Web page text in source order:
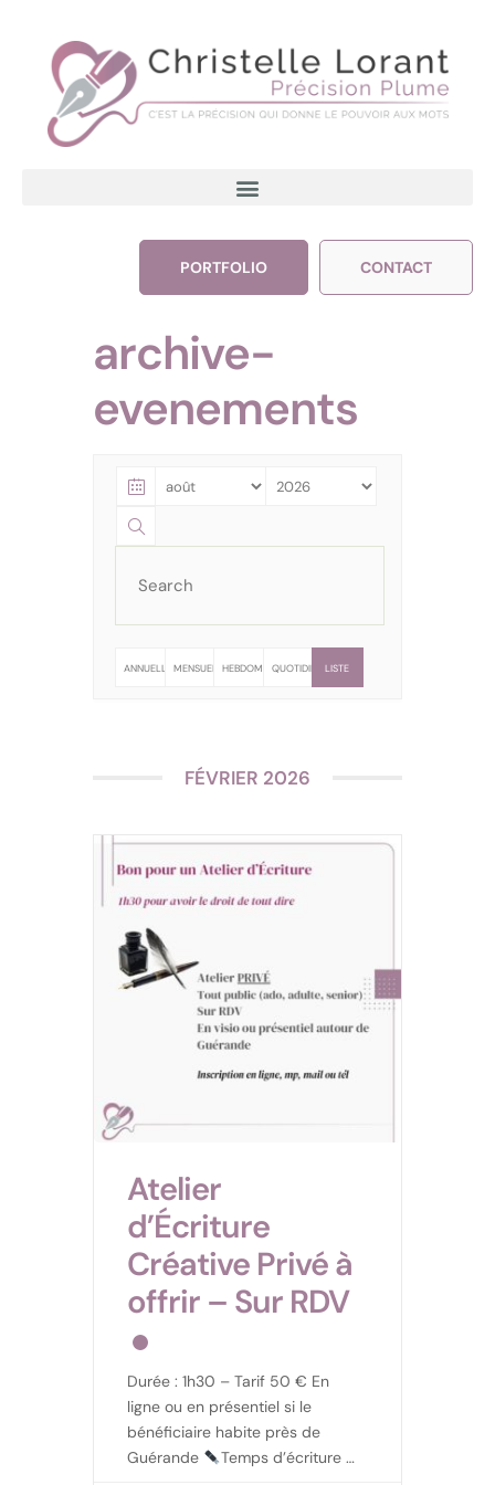
PORTFOLIO CONTACT
archive-
evenements
ANNUELLE MENSUELLEHEBDOMADAIREQUOTIDIENNELISTE
FÉVRIER 2026
Atelier
d’Écriture
Créative Privé à
offrir – Sur RDV
Durée : 1h30 – Tarif 50 € En
ligne ou en présentiel si le
bénéficiaire habite près de
Guérande
Temps d’écriture 1